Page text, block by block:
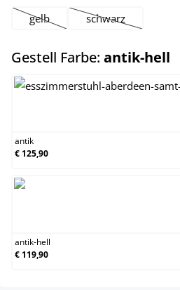
gelb
(Diese Option ist zurzeit nicht
schwarz
(Diese Option ist
Gestell Farbe: antik-hell
antik
€ 125,90
antik-hell
€ 119,90